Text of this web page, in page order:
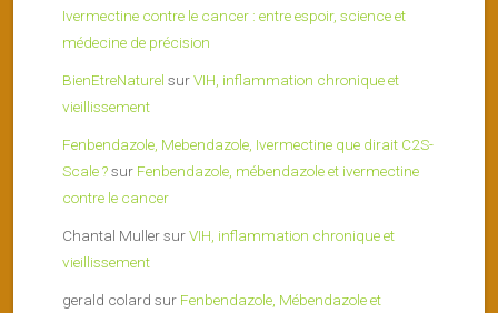
Ivermectine contre le cancer : entre espoir, science et
médecine de précision
BienEtreNaturel surVIH, inflammation chronique et
vieillissement
Fenbendazole, Mebendazole, Ivermectine que dirait C2S-
Scale ?sur Fenbendazole, mébendazole et ivermectine
contre le cancer
Chantal MullersurVIH, inflammation chronique et
vieillissement
gerald colard sur Fenbendazole, Mébendazole et